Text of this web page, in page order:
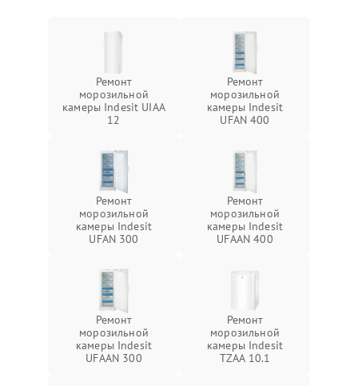
Ремонт
морозильной
камеры Indesit UIAA
12
Ремонт
морозильной
камеры Indesit
UFAN 400
Ремонт
морозильной
камеры Indesit
UFAN 300
Ремонт
морозильной
камеры Indesit
UFAAN 400
Ремонт
морозильной
камеры Indesit
UFAAN 300
Ремонт
морозильной
камеры Indesit
TZAA 10.1